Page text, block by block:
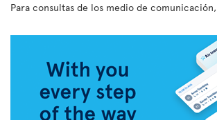
Para consultas de los medio de comunicación,